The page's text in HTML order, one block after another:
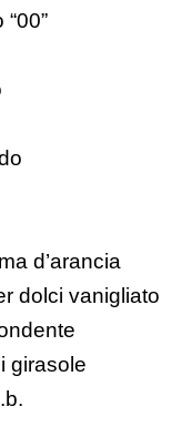
d’arancia
dolci vanigliato
girasole